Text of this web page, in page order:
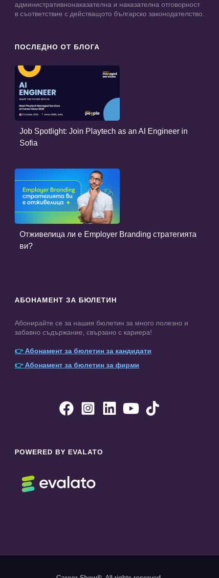
административнонаказателна и наказателна отговорност
в съответствие с действащото българско законодателство.
ПОСЛЕДНО ОТ БЛОГА
Job Spotlight: Join Playtech as an AI Engineer in
Sofia
Отживелица ли е Employer Branding стратегията
ви?
АБОНАМЕНТ ЗА БЮЛЕТИН
Абонирайте се за нашия бюлетин за много полезно и
забавно съдържание, свързано с кариера!
👉Абонамент за бюлетин за кандидати
👉Абонамент за бюлетин за фирми
    
POWERED BY EVALATO